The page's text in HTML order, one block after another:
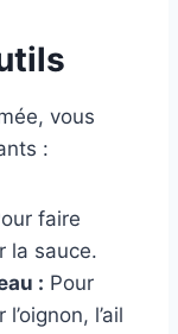
vous
:
faire
la sauce.
: Pour
l’ail